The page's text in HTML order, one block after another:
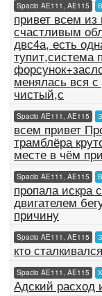
Spacio AE111, AE115
привет всем
счастливым
двс4а, есть
тупит,система
менялась вся
чистый,с
Spacio AE111, AE115
всем привет
трамблёра
месте в чём
Spacio AE111, AE115
пропала искра
двигателем
причину
Spacio AE111, AE115
кто
Spacio AE111, AE115
Адский расход